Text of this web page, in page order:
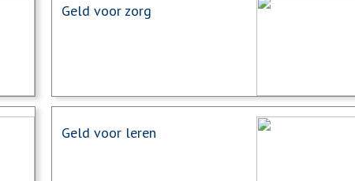
Geld voor zorg
Geld voor leren